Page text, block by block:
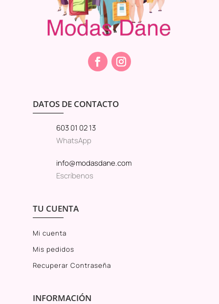
DATOS DE CONTACTO
603 01 02 13
WhatsApp
info@modasdane.com
Escríbenos
TU CUENTA
Mi cuenta
Mis pedidos
Recuperar Contraseña
INFORMACIÓN